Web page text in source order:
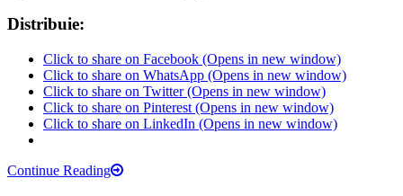
Distribuie:
Click to share on Facebook (Opens in new window)
Click to share on WhatsApp (Opens in new window)
Click to share on Twitter (Opens in new window)
Click to share on Pinterest (Opens in new window)
Click to share on LinkedIn (Opens in new window)
Continue Reading